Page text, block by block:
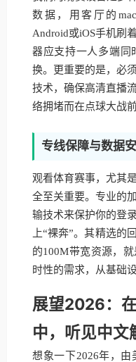
数据，用客厅的
Android或iOS手机刷
器应支持一人多端同
换。更重要的是，必
技术，确保高清直播
络拥堵而在点球大战
专线保障与数据
观看体育赛事，尤其
全至关重要。专业的
输技术来保护你的登
上“裸奔”。其精选的
的100M带宽资源，
时性的需求，从基础
展望2026：
中，听见中文
想象一下2026年，